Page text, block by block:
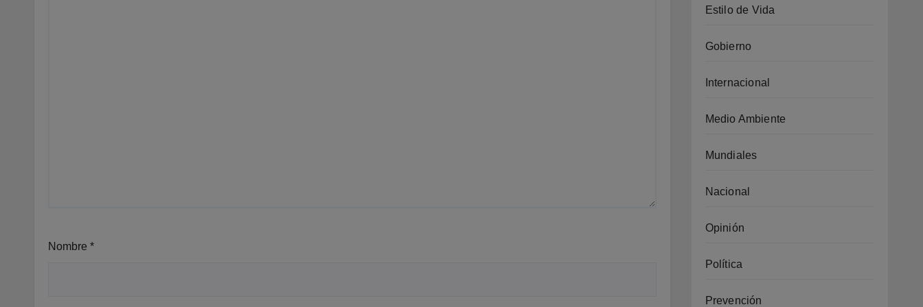
Nombre *
Estilo de Vida
Gobierno
Internacional
Medio Ambiente
Mundiales
Nacional
Opinión
Política
Prevención